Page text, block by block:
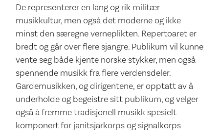
De representerer en lang og rik militær
musikkultur, men også det moderne og ikke
minst den særegne verneplikten. Repertoaret er
bredt og går over flere sjangre. Publikum vil kunne
vente seg både kjente norske stykker, men også
spennende musikk fra flere verdensdeler.
Gardemusikken, og dirigentene, er opptatt av å
underholde og begeistre sitt publikum, og velger
også å fremme tradisjonell musikk spesielt
komponert for janitsjarkorps og signalkorps